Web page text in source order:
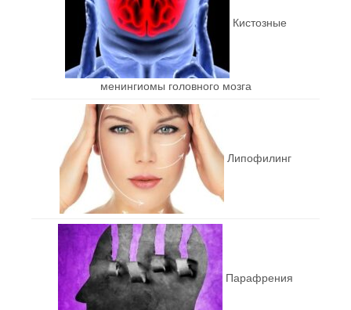
Кистозные
менингиомы головного мозга
Липофилинг
Парафрения